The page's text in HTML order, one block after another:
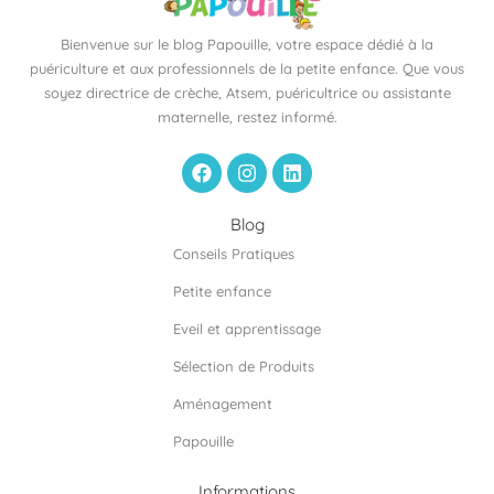
Bienvenue sur le blog Papouille, votre espace dédié à la
puériculture et aux professionnels de la petite enfance. Que vous
soyez directrice de crèche, Atsem, puéricultrice ou assistante
maternelle, restez informé.
F
a
c
o
k
I
n
s
t
a
g
a
m
L
i
n
d
Blog
Conseils Pratiques
Petite enfance
Eveil et apprentissage
Sélection de Produits
Aménagement
Papouille